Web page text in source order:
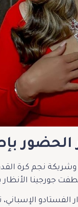
الحضور
وشريكة نجم كرة
جورجينا الأنظار
الفستادو